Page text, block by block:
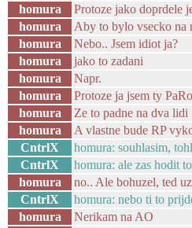
homura
Protoze jako doprdele
homura
Aby to bylo vsecko na
homura
Nebo.. Jsem idiot ja?
homura
jako to zadani
homura
Napr.
homura
Protoze ja jsem ty
homura
Ze to padne na dva lidi
homura
A vlastne bude RP
CntrlX
homura: souhlasim,
CntrlX
homura: ale zas hodit
homura
no.. Ale bohuzel, ted
CntrlX
homura: nebo ti to
homura
Nerikam na AO